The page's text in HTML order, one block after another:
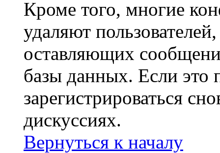
Кроме того, многие
удаляют
оставляющих
базы данных. Если это
зарегистрироваться
дискуссиях.
Вернуться к началу